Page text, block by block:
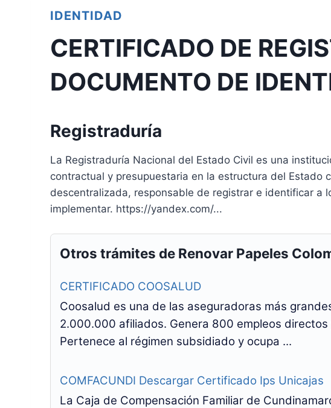
IDENTIDAD
CERTIFICADO DE
DOCUMENTO DE
Registraduría
La Registraduría Nacional del Estado Civil es una
contractual y presupuestaria en la estructura del Estado
descentralizada, responsable de registrar e identificar a
implementar. https://yandex.com/...
Otros trámites de Renovar Papeles
CERTIFICADO COOSALUD
Coosalud es una de las aseguradoras más
2.000.000 afiliados. Genera 800 empleos
Pertenece al régimen subsidiado y ocupa ...
COMFACUNDI Descargar Certificado Ips Unicajas
La Caja de Compensación Familiar de